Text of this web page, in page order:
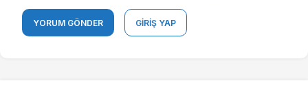
YORUM GÖNDER GIRIŞ YAP